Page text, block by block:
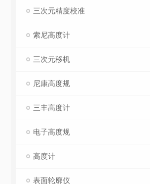
三次元精度校准
索尼高度计
三次元移机
尼康高度规
三丰高度计
电子高度规
高度计
表面轮廓仪